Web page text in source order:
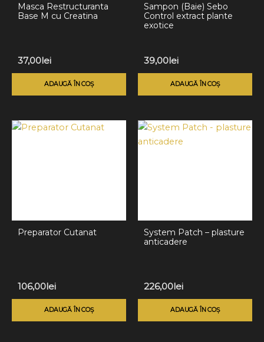
Masca Restructuranta
Base M cu Creatina
37,00lei
ADAUGĂ ÎN COȘ
Sampon (Baie) Sebo
Control extract plante
exotice
39,00lei
ADAUGĂ ÎN COȘ
Preparator Cutanat
106,00lei
ADAUGĂ ÎN COȘ
System Patch – plasture
anticadere
226,00lei
ADAUGĂ ÎN COȘ